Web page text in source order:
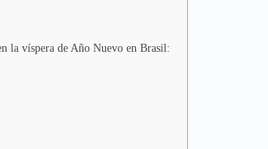
la víspera de Año Nuevo en Brasil: